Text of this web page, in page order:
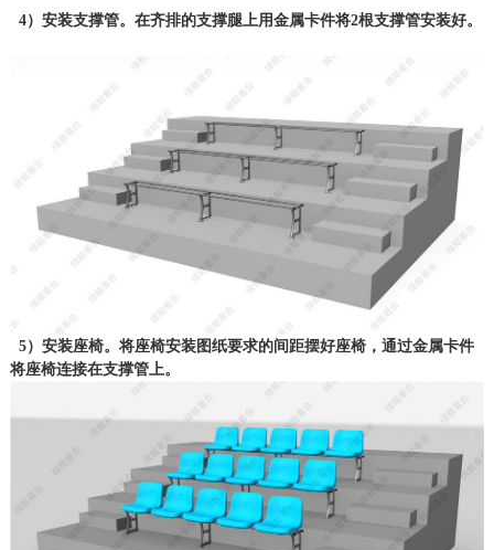
4）安装支撑管。在齐排的支撑腿上用金属卡件将2根支撑管安装好。
5）安装座椅。将座椅安装图纸要求的间距摆好座椅，通过金属卡件
将座椅连接在支撑管上。